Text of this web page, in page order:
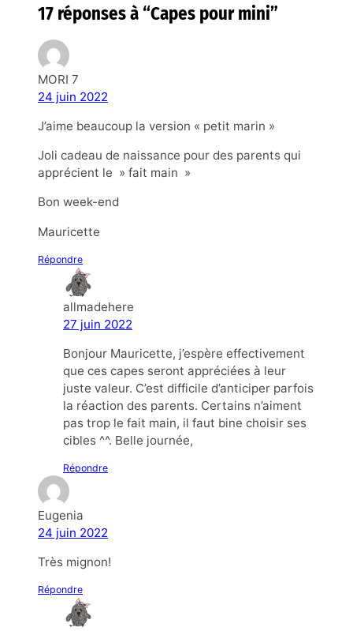
17 réponses à “Capes pour mini”
MORI 7
24 juin 2022
J’aime beaucoup la version « petit marin »
Joli cadeau de naissance pour des parents qui
apprécient le » fait main »
Bon week-end
Mauricette
Répondre
allmadehere
27 juin 2022
Bonjour Mauricette, j’espère effectivement
que ces capes seront appréciées à leur
juste valeur. C’est difficile d’anticiper parfois
la réaction des parents. Certains n’aiment
pas trop le fait main, il faut bine choisir ses
cibles ^^. Belle journée,
Répondre
Eugenia
24 juin 2022
Très mignon!
Répondre